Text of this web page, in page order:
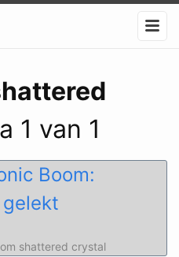
1 van 1
Boom:
shattered crystal